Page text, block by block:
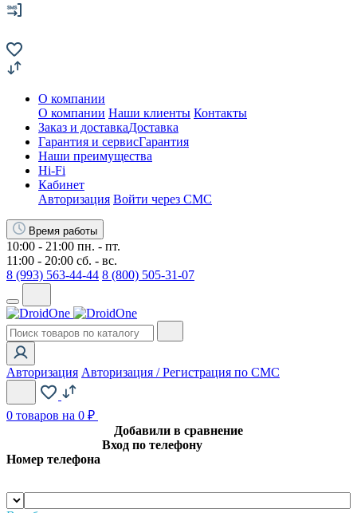
О компании
О компании Наши клиенты Контакты
Заказ и доставкаДоставка
Гарантия и сервисГарантия
Наши преимущества
Hi-Fi
Кабинет
Авторизация Войти через СМС
Время работы
10:00 - 21:00 пн. - пт.
11:00 - 20:00 сб. - вс.
8 (993) 563-44-44 8 (800) 505-31-07
Авторизация Авторизация / Регистрация по СМС
0 товаров на 0 ₽
Добавили в сравнение
Вход по телефону
Номер телефона